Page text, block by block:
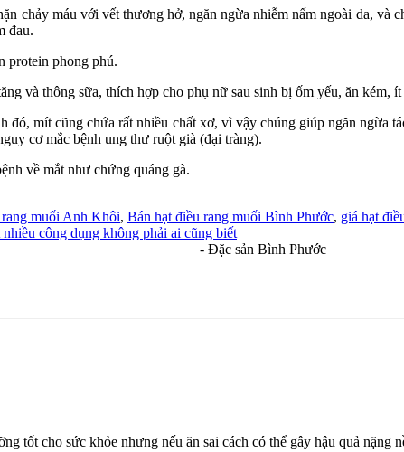
chảy máu với vết thương hở, ngăn ngừa nhiễm nấm ngoài da, và
đau.
protein phong phú.
và thông sữa, thích hợp cho phụ nữ sau sinh bị ốm yếu, ăn kém, ít
mít cũng chứa rất nhiều chất xơ, vì vậy chúng giúp ngăn ngừa
cơ mắc bệnh ung thư ruột già (đại tràng).
về mắt như chứng quáng gà.
rang muối Anh Khôi, Bán hạt điều rang muối Bình Phước, giá hạt
công dụng không phải ai cũng biết
- Đặc sản Bình Phước
tốt cho sức khỏe nhưng nếu ăn sai cách có thể gây hậu quả nặng